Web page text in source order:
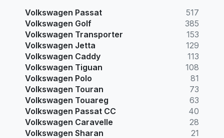
Volkswagen Passat
517
Volkswagen Golf
385
Volkswagen Transporter
153
Volkswagen Jetta
129
Volkswagen Caddy
113
Volkswagen Tiguan
108
Volkswagen Polo
81
Volkswagen Touran
73
Volkswagen Touareg
63
Volkswagen Passat CC
40
Volkswagen Caravelle
28
Volkswagen Sharan
21